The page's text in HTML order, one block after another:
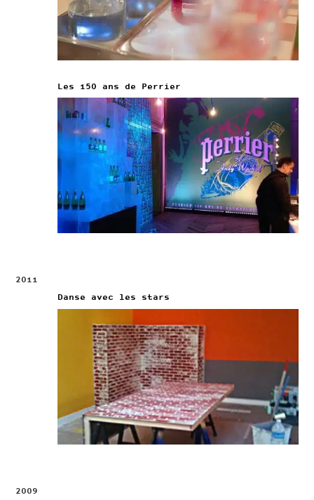
Les 150 ans de Perrier
2011
Danse avec les stars
2009